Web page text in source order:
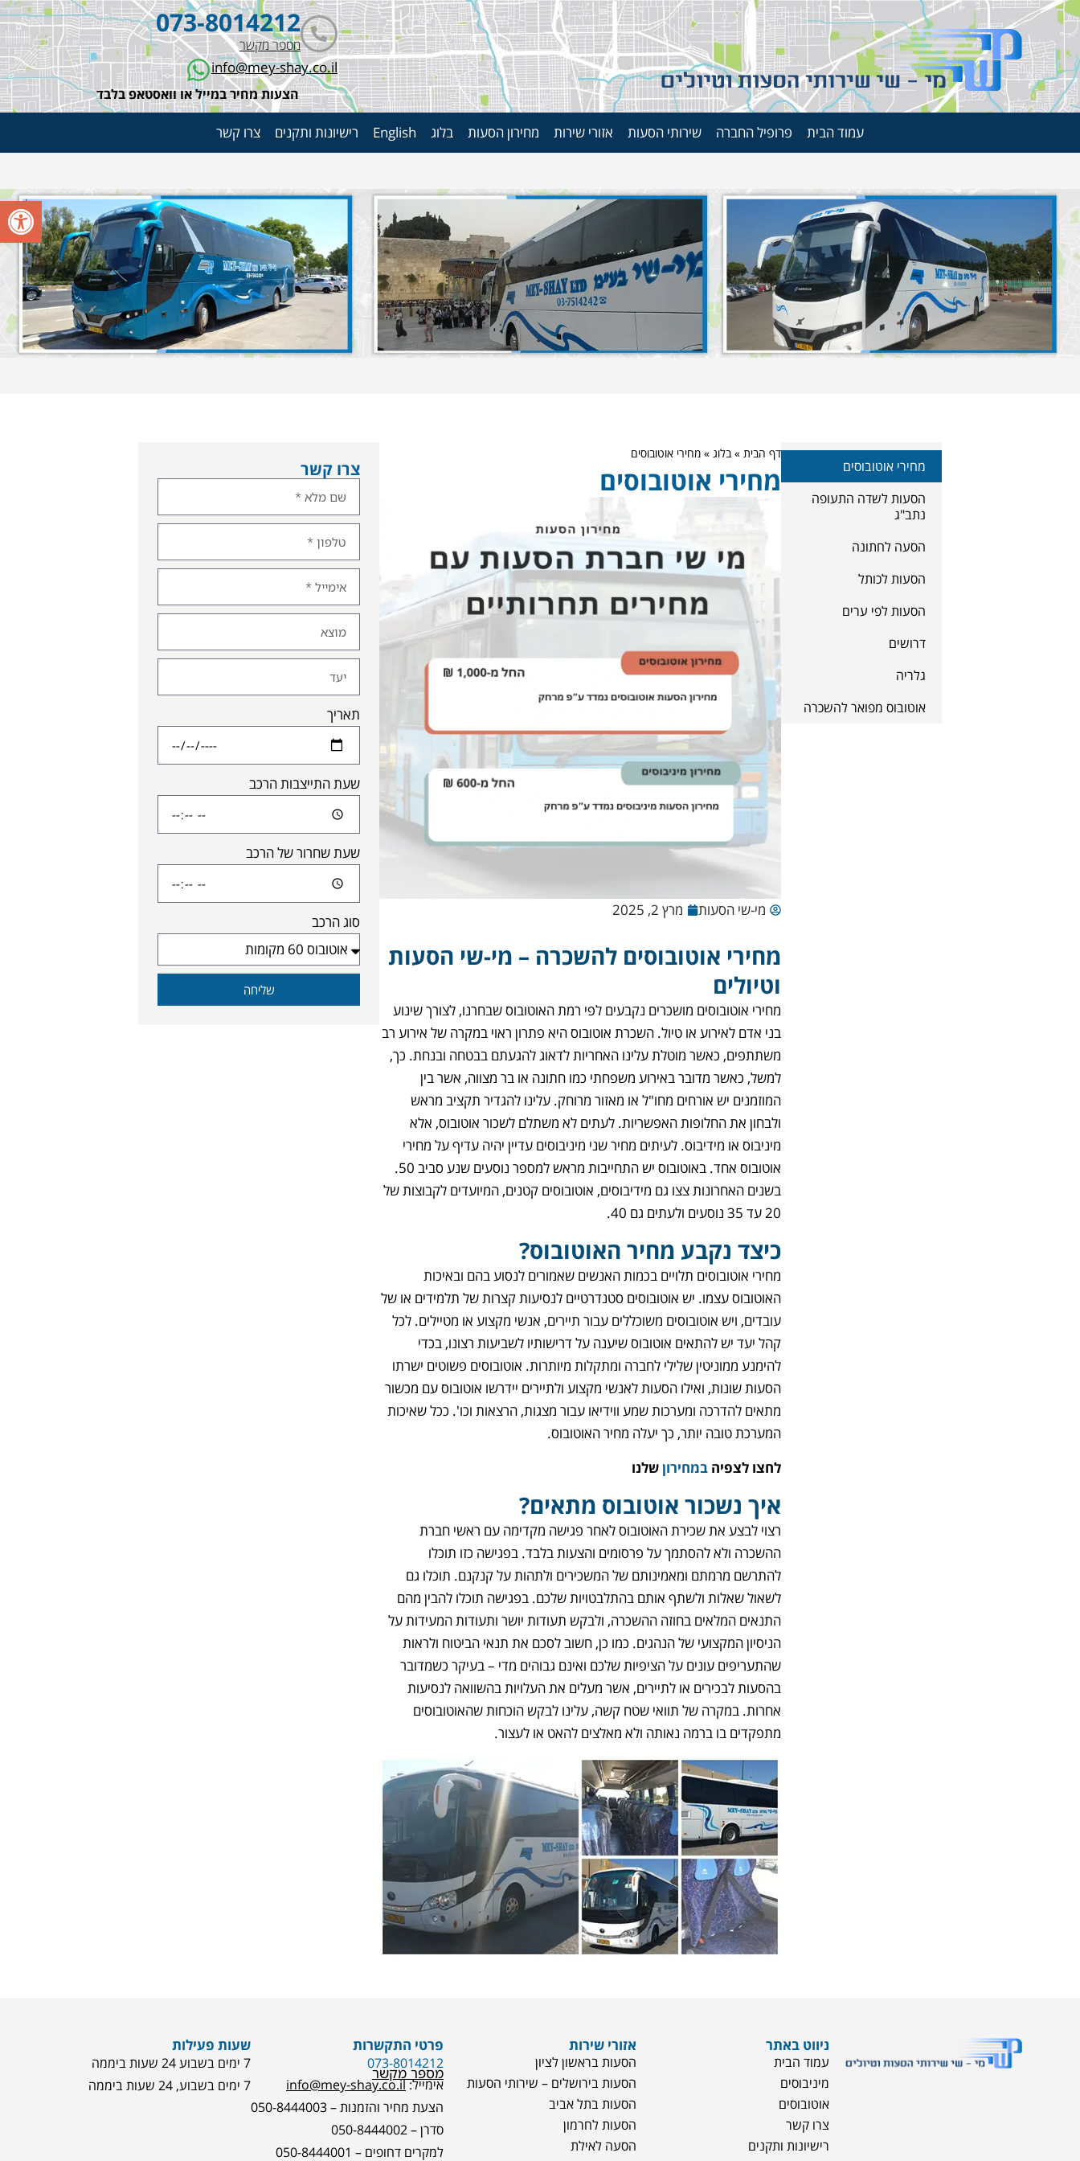
פתח
073-8014212
מספר מקשר
info@mey-shay.co.il
הצעות מחיר במייל או וואסטאפ בלבד
עמוד הבית פרופיל החברה שירותי הסעות אזורי שירות מחירון הסעות בלוג English רישיונות ותקנים צרו קשר
מחירי אוטובוסים
הסעות לשדה התעופה
נתב"ג
הסעה לחתונה
הסעות לכותל
הסעות לפי ערים
דרושים
גלריה
אוטובוס מפואר להשכרה
דף הבית »בלוג » מחירי אוטובוסים
מחירי אוטובוסים
מי-שי הסעות מרץ 2, 2025
מחירי אוטובוסים להשכרה – מי-שי הסעות
וטיולים
מחירי אוטובוסים מושכרים נקבעים לפי רמת האוטובוס שבחרנו, לצורך שינוע
בני אדם לאירוע או טיול. השכרת אוטובוס היא פתרון ראוי במקרה של אירוע רב
משתתפים, כאשר מוטלת עלינו האחריות לדאוג להגעתם בבטחה ובנחת. כך,
למשל, כאשר מדובר באירוע משפחתי כמו חתונה או בר מצווה, אשר בין
המוזמנים יש אורחים מחו"ל או מאזור מרוחק. עלינו להגדיר תקציב מראש
ולבחון את החלופות האפשריות. לעתים לא משתלם לשכור אוטובוס, אלא
מיניבוס או מידיבוס. לעיתים מחיר שני מיניבוסים עדיין יהיה עדיף על מחירי
אוטובוס אחד. באוטובוס יש התחייבות מראש למספר נוסעים שנע סביב 50.
בשנים האחרונות צצו גם מידיבוסים, אוטובוסים קטנים, המיועדים לקבוצות של
20 עד 35 נוסעים ולעתים גם 40.
כיצד נקבע מחיר האוטובוס?
מחירי אוטובוסים תלויים בכמות האנשים שאמורים לנסוע בהם ובאיכות
האוטובוס עצמו. יש אוטובוסים סטנדרטיים לנסיעות קצרות של תלמידים או של
עובדים, ויש אוטובוסים משוכללים עבור תיירים, אנשי מקצוע או מטיילים. לכל
קהל יעד יש להתאים אוטובוס שיענה על דרישותיו לשביעות רצונו, בכדי
להימנע ממוניטין שלילי לחברה ומתקלות מיותרות. אוטובוסים פשוטים ישרתו
הסעות שונות, ואילו הסעות לאנשי מקצוע ולתיירים יידרשו אוטובוס עם מכשור
מתאים להדרכה ומערכות שמע ווידיאו עבור מצגות, הרצאות וכו'. ככל שאיכות
המערכת טובה יותר, כך יעלה מחיר האוטובוס.
לחצו לצפיה במחירוןשלנו
איך נשכור אוטובוס מתאים?
רצוי לבצע את שכירת האוטובוס לאחר פגישה מקדימה עם ראשי חברת
ההשכרה ולא להסתמך על פרסומים והצעות בלבד. בפגישה כזו תוכלו
להתרשם מרמתם ומאמינותם של המשכירים ולתהות על קנקנם. תוכלו גם
לשאול שאלות ולשתף אותם בהתלבטויות שלכם. בפגישה תוכלו להבין מהם
התנאים המלאים בחוזה ההשכרה, ולבקש תעודות יושר ותעודות המעידות על
הניסיון המקצועי של הנהגים. כמו כן, חשוב לסכם את תנאי הביטוח ולראות
שהתעריפים עונים על הציפיות שלכם ואינם גבוהים מדי – בעיקר כשמדובר
בהסעות לבכירים או לתיירים, אשר מעלים את העלויות בהשוואה לנסיעות
אחרות. במקרה של תוואי שטח קשה, עלינו לבקש הוכחות שהאוטובוסים
מתפקדים בו ברמה נאותה ולא מאלצים להאט או לעצור.
צרו קשר
תאריך
שעת התייצבות הרכב
שעת שחרור של הרכב
סוג הרכב
שליחה
ניווט באתר
עמוד הבית
מיניבוסים
אוטובוסים
צרו קשר
רישיונות ותקנים
אזורי שירות
הסעות בראשון לציון
הסעות בירושלים – שירותי הסעות
הסעות בתל אביב
הסעות לחרמון
הסעה לאילת
פרטי התקשרות
073-8014212
מספר מקשר
אימייל:info@mey-shay.co.il
הצעת מחיר והזמנות – 050-8444003
סדרן – 050-8444002
למקרים דחופים – 050-8444001
שעות פעילות
7 ימים בשבוע 24 שעות ביממה
7 ימים בשבוע, 24 שעות ביממה